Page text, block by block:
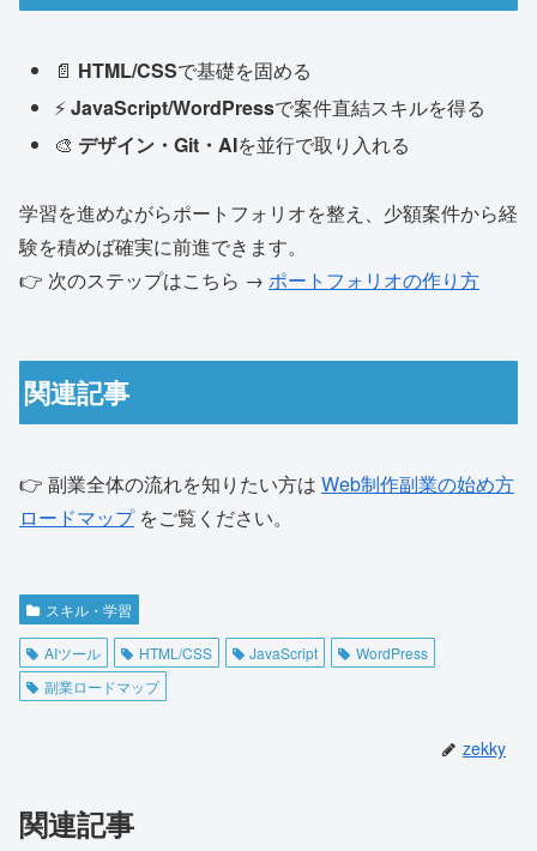
📄 HTML/CSSで基礎を固める
⚡JavaScript/WordPressで案件直結スキルを得る
🎨 デザイン・Git・AIを並行で取り入れる
学習を進めながらポートフォリオを整え、少額案件から経
験を積めば確実に前進できます。
👉 次のステップはこちら → ポートフォリオの作り方
関連記事
👉 副業全体の流れを知りたい方は Web制作副業の始め方
ロードマップをご覧ください。
スキル・学習
AIツール HTML/CSS JavaScript
WordPress
副業ロードマップ
zekky
関連記事